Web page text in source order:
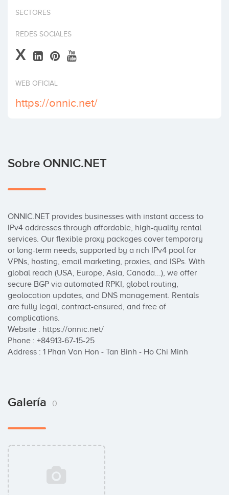
Invertir
SECTORES
REDES SOCIALES
X
WEB OFICIAL
https://onnic.net/
Sobre ONNIC.NET
ONNIC.NET provides businesses with instant access to
IPv4 addresses through affordable, high-quality rental
services. Our flexible proxy packages cover temporary
or long-term needs, supported by a rich IPv4 pool for
VPNs, hosting, email marketing, proxies, and ISPs. With
global reach (USA, Europe, Asia, Canada...), we offer
secure BGP via automated RPKI, global routing,
geolocation updates, and DNS management. Rentals
are fully legal, contract-ensured, and free of
complications.
Website : https://onnic.net/
Phone : +84913-67-15-25
Address : 1 Phan Van Hon - Tan Binh - Ho Chi Minh
Galería 0